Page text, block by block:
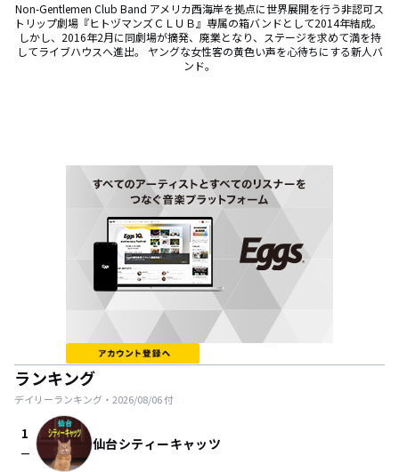
Non-Gentlemen Club Band アメリカ西海岸を拠点に世界展開を行う非認可ス
トリップ劇場『ヒトヅマンズＣＬＵＢ』専属の箱バンドとして2014年結成。
しかし、2016年2月に同劇場が摘発、廃業となり、ステージを求めて満を持
してライブハウスへ進出。 ヤングな女性客の黄色い声を心待ちにする新人バ
ンド。
ランキング
デイリーランキング・ 2026/08/06付
1
check_indeterminate_small 仙台シティーキャッツ